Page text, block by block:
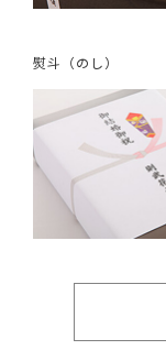
熨斗（のし）